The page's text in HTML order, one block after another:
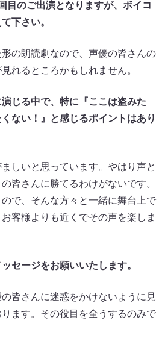
のご出演となりますが、ボイコ
下さい。
の朗読劇なので、声優の皆さんの
れるところかもしれません。
じる中で、特に『ここは盗みた
ない！』と感じるポイントはあり
しいと思っています。やはり声と
皆さんに勝てるわけがないです。
で、そんな方々と一緒に舞台上で
客様よりも近くでその声を楽しま
セージをお願いいたします。
皆さんに迷惑をかけないように見
ます。その役目を全うするのみで